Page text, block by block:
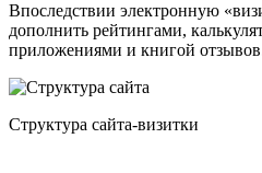
Впоследствии электронную
дополнить рейтингами,
приложениями и книгой
Структура сайта-визитки